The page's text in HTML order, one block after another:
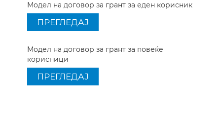
Модел на договор за грант за еден корисник
ПРЕГЛЕДАЈ
Модел на договор за грант за повеќе
корисници
ПРЕГЛЕДАЈ